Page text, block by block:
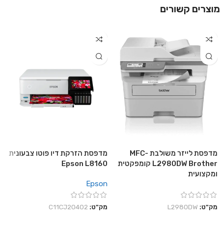
מוצרים קשורים
מדפסת לייזר משולבת MFC-
L2980DW Brother קומפקטית
ומקצועית
מק"ט: L2980DW
מדפסת הזרקת דיו פוטו צבעונית
Epson L8160
Epson
מק"ט: C11CJ20402